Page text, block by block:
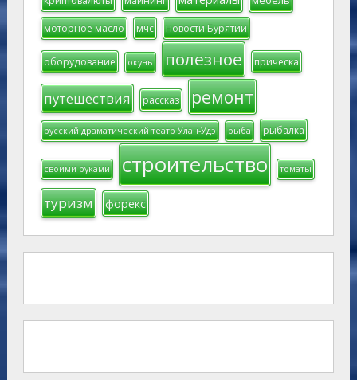
моторное масло мчс новости Бурятии
оборудование окунь полезное прическа
путешествия рассказ ремонт
русский драматический театр Улан-Удэ рыба рыбалка
своими руками строительство томаты
туризм форекс